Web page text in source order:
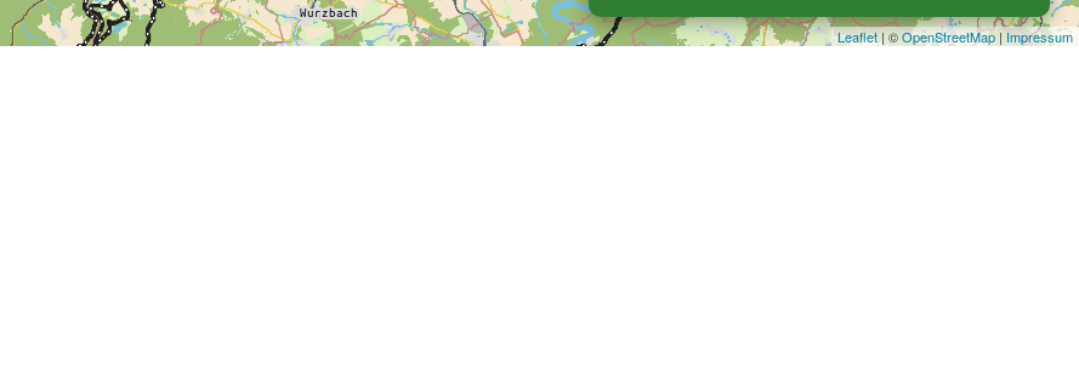
Leaflet | ©OpenStreetMap|Impressum